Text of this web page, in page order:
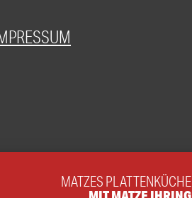
MATZES PLATTENKÜCHE